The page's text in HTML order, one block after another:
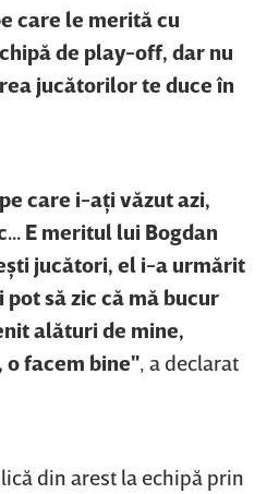
care le merită cu
de play-off, dar nu
jucătorilor te duce în
care i-aţi văzut azi,
E meritul lui Bogdan
jucători, el i-a urmărit
să zic că mă bucur
alături de mine,
o facem bine" , a declarat
din arest la echipă prin